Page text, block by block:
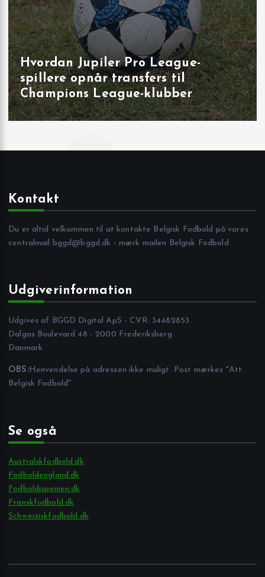
Hvordan Jupiler Pro League-
spillere opnår transfers til
Champions League-klubber
Kontakt
Du er altid velkommen til at kontakte Belgisk Fodbold på vores
centralmail
bggd@bggd.dk - mærk mailen Belgisk Fodbold
Udgiverinformation
Udgives af BGGD Digital ApS - CVR: 34482853
Dalgas Boulevard 48 - 2000 Frederiksberg
Danmark
OBS:Henvendelse på adressen ikke muligt. Post mærkes "Att:
Belgisk Fodbold"
Se også
Australskfodbold.dk
Fodboldengland.dk
Fodboldispanien.dk
Franskfodbold.dk
Schweiziskfodbold.dk